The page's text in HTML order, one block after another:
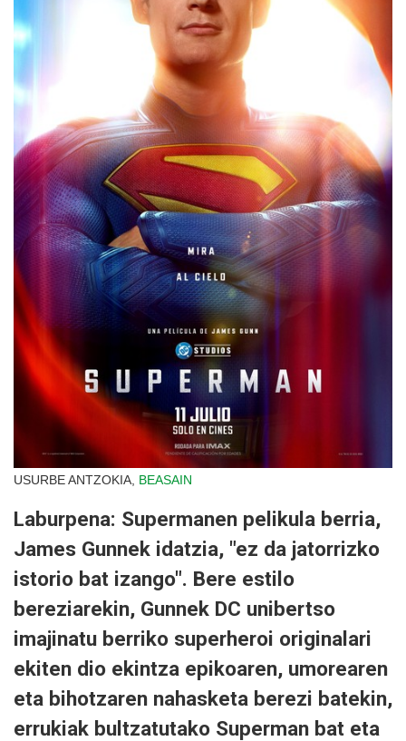
USURBE ANTZOKIA, BEASAIN
Laburpena: Supermanen pelikula berria,
James Gunnek idatzia, "ez da jatorrizko
istorio bat izango". Bere estilo
bereziarekin, Gunnek DC unibertso
imajinatu berriko superheroi originalari
ekiten dio ekintza epikoaren, umorearen
eta bihotzaren nahasketa berezi batekin,
errukiak bultzatutako Superman bat eta